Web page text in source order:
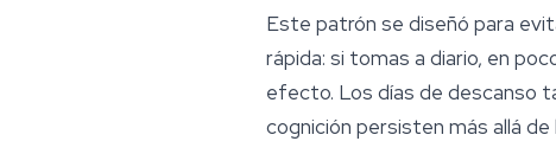
Este patrón se diseñó para
rápida: si tomas a diario, en
efecto. Los días de descanso
cognición persisten más allá